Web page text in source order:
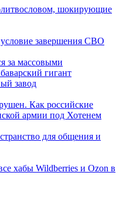
шокирующие
условие завершения СВО
за массовыми
гигант
завод
Как российские
армии под Хотенем
для общения и
хабы Wildberries и Ozon в